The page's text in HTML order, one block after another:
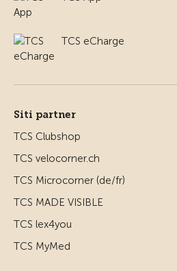
TCS eCharge
Siti partner
TCS Clubshop
TCS velocorner.ch
TCS Microcorner (de/fr)
TCS MADE VISIBLE
TCS lex4you
TCS MyMed